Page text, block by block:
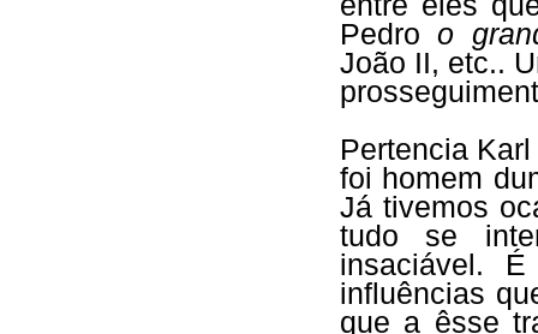
Pedroo
João II, etc..
Pertencia
foi homem
Já tivemos
tudo se
insaciável.
influências
que a êsse